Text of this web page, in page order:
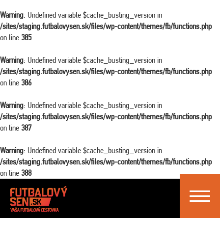
Warning: Undefined variable $cache_busting_version in
/sites/staging.futbalovysen.sk/files/wp-content/themes/fb/functions.php
on line 385
Warning: Undefined variable $cache_busting_version in
/sites/staging.futbalovysen.sk/files/wp-content/themes/fb/functions.php
on line 386
Warning: Undefined variable $cache_busting_version in
/sites/staging.futbalovysen.sk/files/wp-content/themes/fb/functions.php
on line 387
Warning: Undefined variable $cache_busting_version in
/sites/staging.futbalovysen.sk/files/wp-content/themes/fb/functions.php
on line 388
Toggle